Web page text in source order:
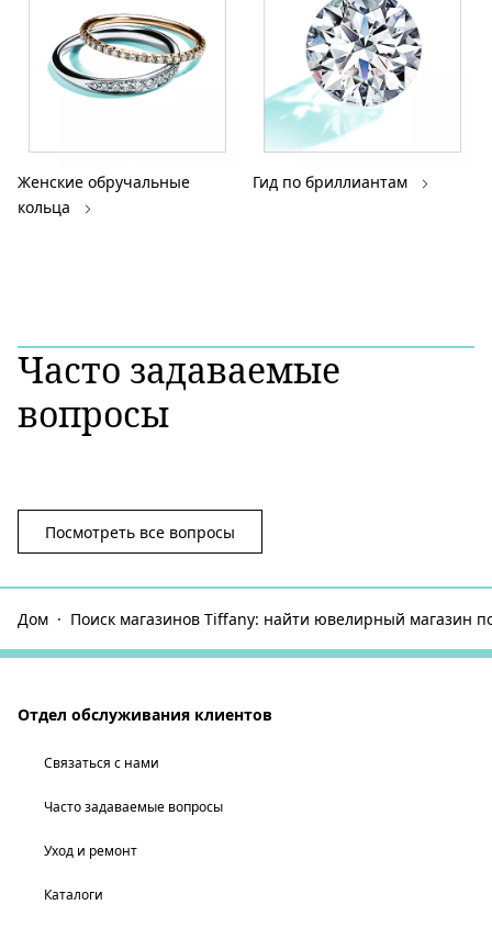
Женские обручальные
кольца
Гид по бриллиантам
Часто задаваемые
вопросы
Посмотреть все вопросы
Дом Поиск магазинов Tiffany: найти ювелирный магазин
Отдел обслуживания клиентов
Связаться с нами
Часто задаваемые вопросы
Уход и ремонт
Каталоги